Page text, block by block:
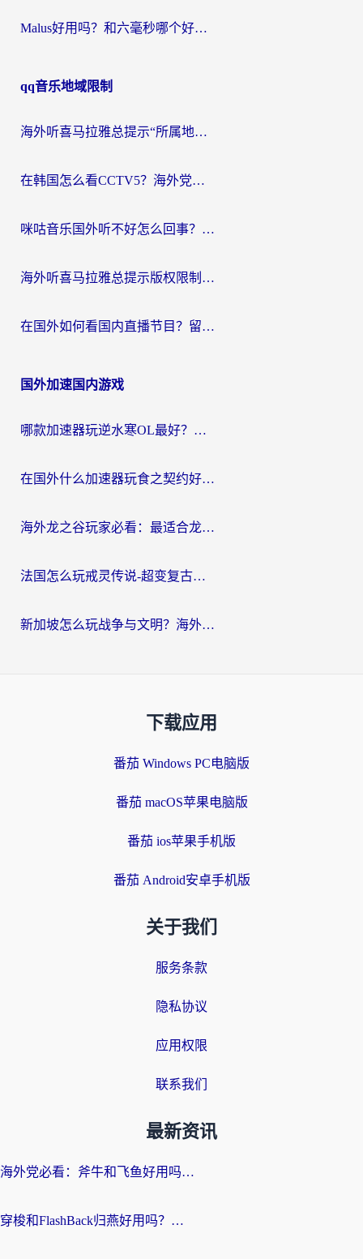
Malus好用吗？和六毫秒哪个好？海外党选回国加速器的避坑指南
qq音乐地域限制
海外听喜马拉雅总提示“所属地区暂时无版权”？这个限制解除方法亲测有效！
在韩国怎么看CCTV5？海外党体育赛事+中文解说观看终极指南
咪咕音乐国外听不好怎么回事？海外党听歌自由的终极解决方案来了
海外听喜马拉雅总提示版权限制？3步解决+2个音乐平台问题全攻略
在国外如何看国内直播节目？留学生亲测有效的追剧加速指南
国外加速国内游戏
哪款加速器玩逆水寒OL最好？海外党实测后的终极选择指南
在国外什么加速器玩食之契约好用？海外党亲测有效的国服游戏加速指南
海外龙之谷玩家必看：最适合龙之谷的加速器，解决延迟卡顿还能畅玩幻书启示录和梦幻西游？
法国怎么玩戒灵传说-超变复古传奇？海外玩家国服游戏加速终极指南
新加坡怎么玩战争与文明？海外党国服游戏加速器终极避坑指南
下载应用
番茄 Windows PC电脑版
番茄 macOS苹果电脑版
番茄 ios苹果手机版
番茄 Android安卓手机版
关于我们
服务条款
隐私协议
应用权限
联系我们
最新资讯
海外党必看：斧牛和飞鱼好用吗？3步选对回国加速器，无缝刷剧玩国服
穿梭和FlashBack归燕好用吗？海外党亲测3款热门回国加速器，教你选对不踩坑